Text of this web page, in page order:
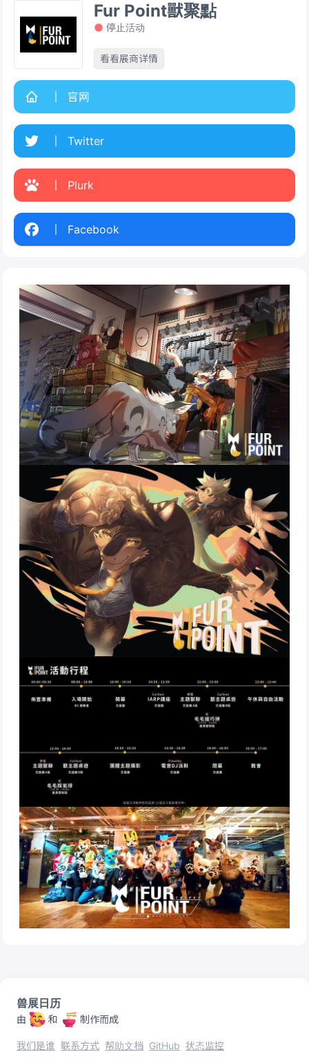
Fur Point獸聚點
停止活动
看看展商详情
官网
Twitter
Plurk
Facebook
兽展日历
由 和 制作而成
我们是谁 联系方式 帮助文档 GitHub 状态监控